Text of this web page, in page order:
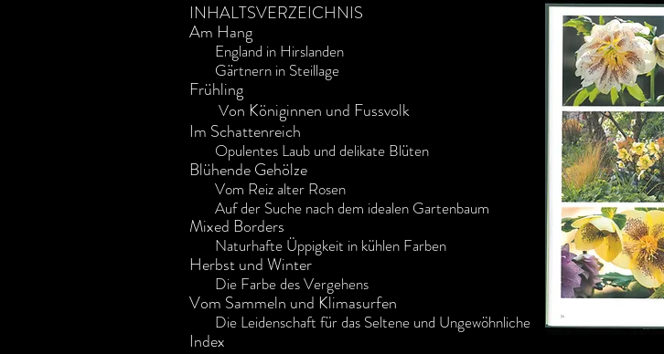
INHALTSVERZEICHNIS
Am Hang
England in Hirslanden
Gärtnern in Steillage
Frühling
Von Königinnen und Fussvolk
Im Schattenreich
Opulentes Laub und delikate Blüten
Blühende Gehölze
Vom Reiz alter Rosen
Auf der Suche nach dem idealen Gartenbaum
Mixed Borders
Naturhafte Üppigkeit in kühlen Farben
Herbst und Winter
Die Farbe des Vergehens
Vom Sammeln und Klimasurfen
Die Leidenschaft für das Seltene und Ungewöhnliche
Index